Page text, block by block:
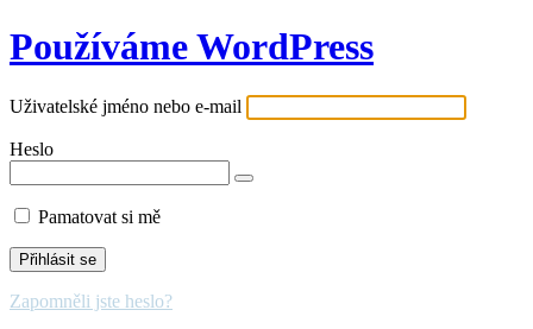
Používáme WordPress
Uživatelské jméno nebo e-mail
Heslo
Pamatovat si mě
Zapomněli jste heslo?